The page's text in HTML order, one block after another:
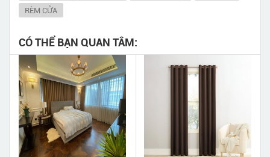
RÈM CỬA
CÓ THỂ BẠN QUAN TÂM: